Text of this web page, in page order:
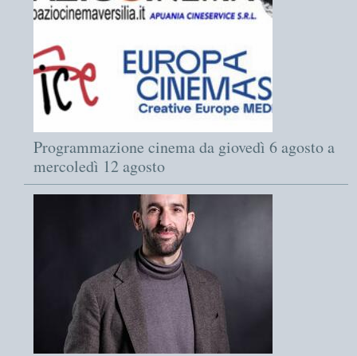
Programmazione cinema da giovedì 6 agosto a
mercoledì 12 agosto